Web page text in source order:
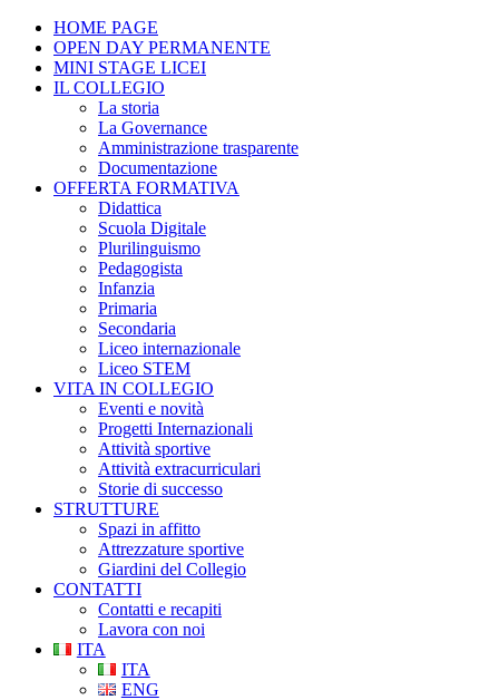
HOME PAGE
OPEN DAY PERMANENTE
MINI STAGE LICEI
IL COLLEGIO
La storia
La Governance
Amministrazione trasparente
Documentazione
OFFERTA FORMATIVA
Didattica
Scuola Digitale
Plurilinguismo
Pedagogista
Infanzia
Primaria
Secondaria
Liceo internazionale
Liceo STEM
VITA IN COLLEGIO
Eventi e novità
Progetti Internazionali
Attività sportive
Attività extracurriculari
Storie di successo
STRUTTURE
Spazi in affitto
Attrezzature sportive
Giardini del Collegio
CONTATTI
Contatti e recapiti
Lavora con noi
ITA
ITA
ENG